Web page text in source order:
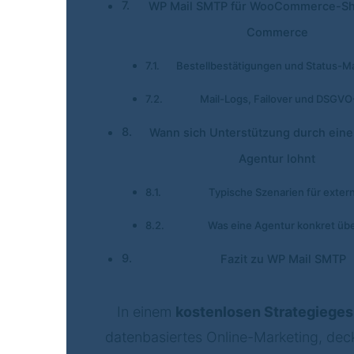
WP Mail SMTP für WooCommerce-
Commerce
Bestellbestätigungen und Status-
Mail-Logs, Failover und
Wann sich Unterstützung durch
Agentur lohnt
Typische Szenarien für
Was eine Agentur konkret
Fazit zu WP Mail SMTP
In einem kostenlosen
datenbasiertes Online-Marketing,